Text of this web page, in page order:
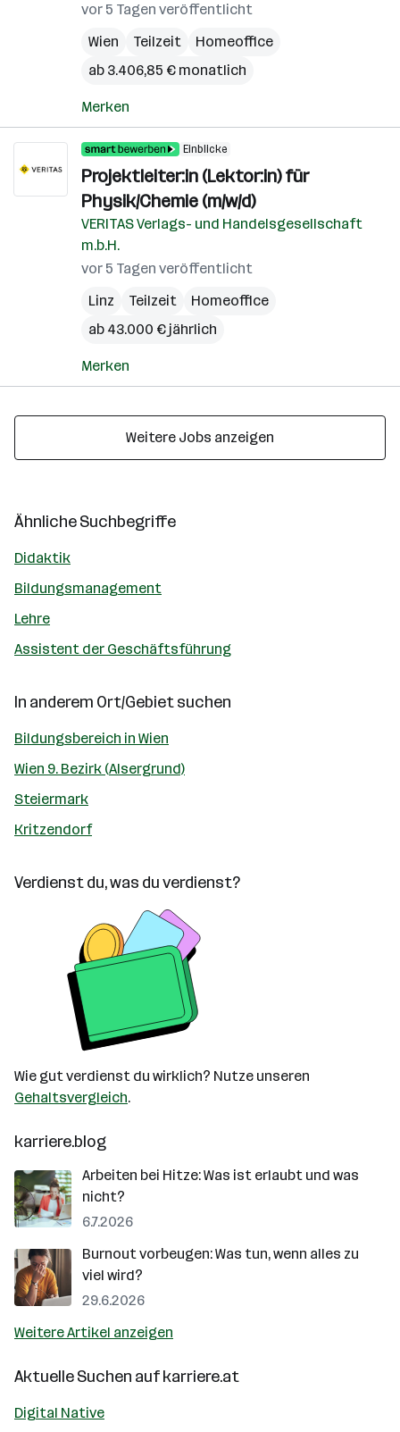
vor 5 Tagen veröffentlicht
Wien
Teilzeit
Homeoffice
ab 3.406,85 € monatlich
Merken
Einblicke
Projektleiter:in (Lektor:in) für
Physik/Chemie (m/w/d)
VERITAS Verlags- und Handelsgesellschaft
m.b.H.
vor 5 Tagen veröffentlicht
Linz
Teilzeit
Homeoffice
ab 43.000 € jährlich
Merken
Weitere Jobs anzeigen
Ähnliche Suchbegriffe
Didaktik
Bildungsmanagement
Lehre
Assistent der Geschäftsführung
In anderem Ort/Gebiet suchen
Bildungsbereich in Wien
Wien 9. Bezirk (Alsergrund)
Steiermark
Kritzendorf
Verdienst du, was du verdienst?
Wie gut verdienst du wirklich? Nutze unseren
Gehaltsvergleich.
karriere.blog
Arbeiten bei Hitze: Was ist erlaubt und was
nicht?
6.7.2026
Burnout vorbeugen: Was tun, wenn alles zu
viel wird?
29.6.2026
Weitere Artikel anzeigen
Aktuelle Suchen aufkarriere.at
Digital Native